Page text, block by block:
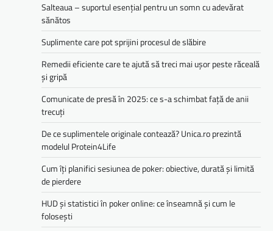
Salteaua – suportul esențial pentru un somn cu adevărat
sănătos
Suplimente care pot sprijini procesul de slăbire
Remedii eficiente care te ajută să treci mai ușor peste răceală
și gripă
Comunicate de presă în 2025: ce s-a schimbat față de anii
trecuți
De ce suplimentele originale contează? Unica.ro prezintă
modelul Protein4Life
Cum îți planifici sesiunea de poker: obiective, durată și limită
de pierdere
HUD și statistici în poker online: ce înseamnă și cum le
folosești